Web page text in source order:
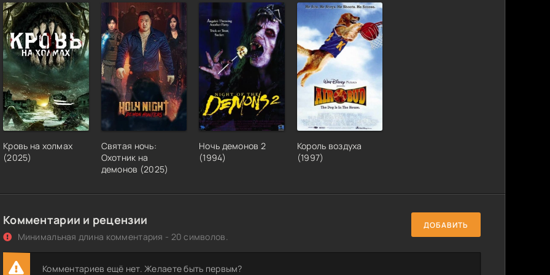
Кровь на холмах
(2025)
Святая ночь:
Охотник на
демонов (2025)
Ночь демонов 2
(1994)
Король воздуха
(1997)
Комментарии и рецензии
Минимальная длина комментария - 20 символов.
ДОБАВИТЬ
Комментариев ещё нет. Желаете быть первым?